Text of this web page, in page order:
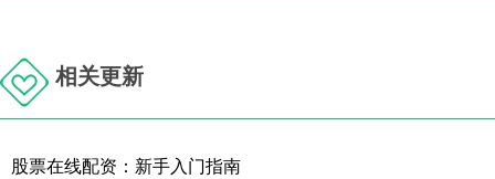
相关更新
股票在线配资：新手入门指南